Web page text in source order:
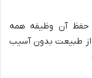
حفظ آن وظیفه همه
از طبیعت بدون آسیب